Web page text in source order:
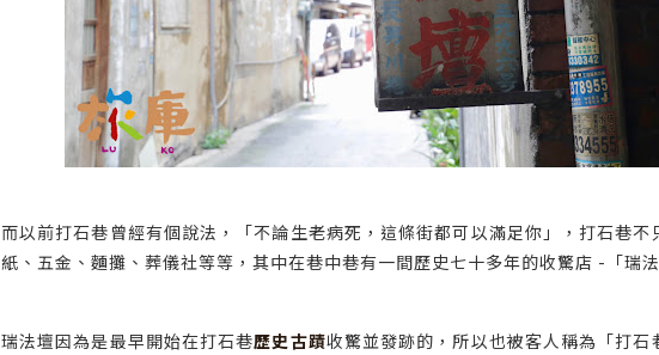
而以前打石巷曾經有個說法，「不論生老病死，這條街都可以滿足你」，打石巷
紙、五金、麵攤、葬儀社等等，其中在巷中巷有一間歷史七十多年的收驚店 -「瑞法
瑞法壇因為是最早開始在打石巷歷史古蹟收驚並發跡的，所以也被客人稱為「打